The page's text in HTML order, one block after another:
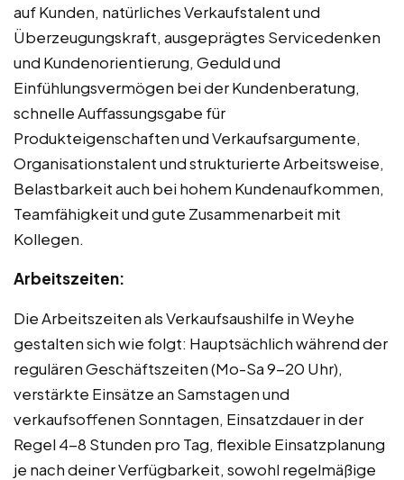
auf Kunden, natürliches Verkaufstalent und
Überzeugungskraft, ausgeprägtes Servicedenken
und Kundenorientierung, Geduld und
Einfühlungsvermögen bei der Kundenberatung,
schnelle Auffassungsgabe für
Produkteigenschaften und Verkaufsargumente,
Organisationstalent und strukturierte Arbeitsweise,
Belastbarkeit auch bei hohem Kundenaufkommen,
Teamfähigkeit und gute Zusammenarbeit mit
Kollegen.
Arbeitszeiten:
Die Arbeitszeiten als Verkaufsaushilfe in Weyhe
gestalten sich wie folgt: Hauptsächlich während der
regulären Geschäftszeiten (Mo-Sa 9-20 Uhr),
verstärkte Einsätze an Samstagen und
verkaufsoffenen Sonntagen, Einsatzdauer in der
Regel 4-8 Stunden pro Tag, flexible Einsatzplanung
je nach deiner Verfügbarkeit, sowohl regelmäßige